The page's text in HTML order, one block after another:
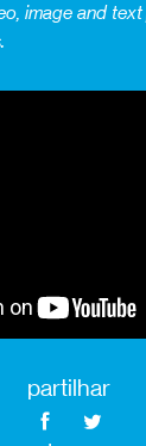
image and
partilhar